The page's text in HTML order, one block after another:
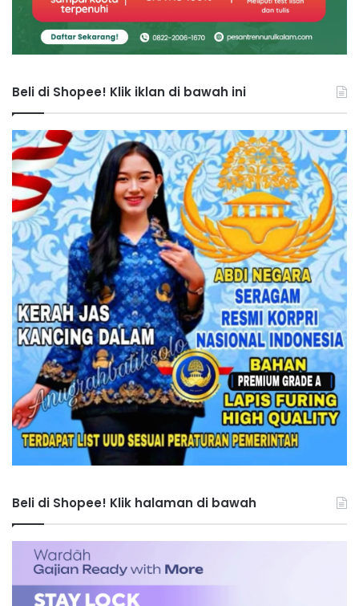
Beli di Shopee! Klik iklan di bawah ini
Beli di Shopee! Klik halaman di bawah